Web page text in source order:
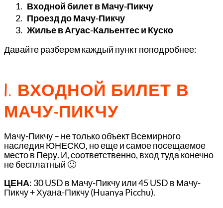
Входной билет в Мачу-Пикчу
Проезд до Мачу-Пикчу
Жилье в Агуас-Кальентес и Куско
Давайте разберем каждый пункт поподробнее:
1. ВХОДНОЙ БИЛЕТ В
МАЧУ-ПИКЧУ
Мачу-Пикчу – не только объект Всемирного
наследия ЮНЕСКО, но еще и самое посещаемое
место в Перу. И, соответственно, вход туда конечно
не бесплатный 🙂
ЦЕНА: 30 USD в Мачу-Пикчу или 45 USD в Мачу-
Пикчу + Хуана-Пикчу (Huanya Picchu).